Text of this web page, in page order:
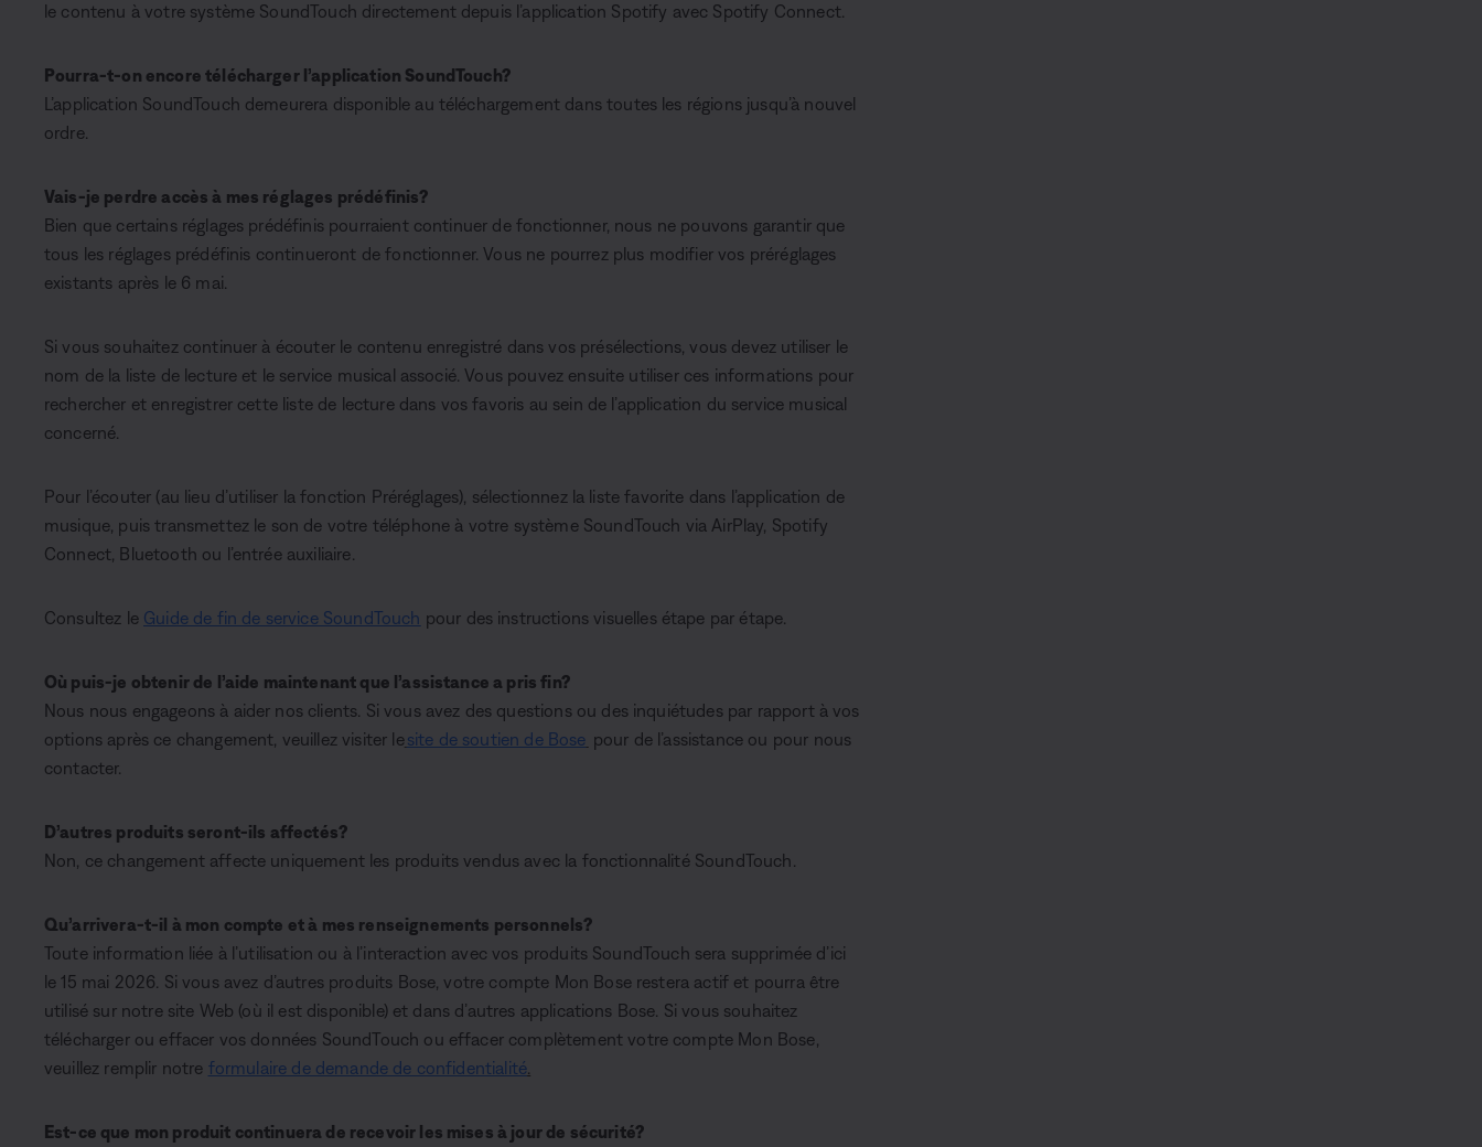
le contenu à votre système SoundTouch directement depuis l’application Spotify avec Spotify Connect.
Pourra-t-on encore télécharger l’application SoundTouch?
L’application SoundTouch demeurera disponible au téléchargement dans toutes les régions jusqu’à nouvel
ordre.
Vais-je perdre accès à mes réglages prédéfinis?
Bien que certains réglages prédéfinis pourraient continuer de fonctionner, nous ne pouvons garantir que
tous les réglages prédéfinis continueront de fonctionner. Vous ne pourrez plus modifier vos préréglages
existants après le 6 mai.
Si vous souhaitez continuer à écouter le contenu enregistré dans vos présélections, vous devez utiliser le
nom de la liste de lecture et le service musical associé. Vous pouvez ensuite utiliser ces informations pour
rechercher et enregistrer cette liste de lecture dans vos favoris au sein de l’application du service musical
concerné.
Pour l’écouter (au lieu d’utiliser la fonction Préréglages), sélectionnez la liste favorite dans l’application de
musique, puis transmettez le son de votre téléphone à votre système SoundTouch via AirPlay, Spotify
Connect, Bluetooth ou l’entrée auxiliaire.
Consultez le Guide de fin de service SoundTouch pour des instructions visuelles étape par étape.
Où puis-je obtenir de l’aide maintenant que l’assistance a pris fin?
Nous nous engageons à aider nos clients. Si vous avez des questions ou des inquiétudes par rapport à vos
options après ce changement, veuillez visiter lesite de soutien de Bose pour de l’assistance ou pour nous
contacter.
D’autres produits seront-ils affectés?
Non, ce changement affecte uniquement les produits vendus avec la fonctionnalité SoundTouch.
Qu’arrivera-t-il à mon compte et à mes renseignements personnels?
Toute information liée à l’utilisation ou à l’interaction avec vos produits SoundTouch sera supprimée d’ici
le 15 mai 2026. Si vous avez d’autres produits Bose, votre compte Mon Bose restera actif et pourra être
utilisé sur notre site Web (où il est disponible) et dans d’autres applications Bose. Si vous souhaitez
télécharger ou effacer vos données SoundTouch ou effacer complètement votre compte Mon Bose,
veuillez remplir notre formulaire de demande de confidentialité
Est-ce que mon produit continuera de recevoir les mises à jour de sécurité?